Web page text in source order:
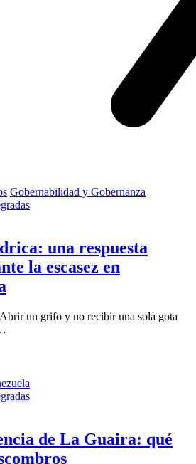
Gobernabilidad y Gobernanza
una respuesta
la escasez en
un grifo y no recibir una sola gota
de La Guaira: qué